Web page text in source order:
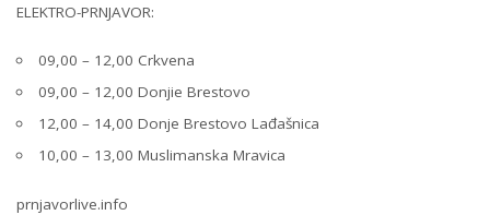
ELEKTRO-PRNJAVOR:
09,00 – 12,00 Crkvena
09,00 – 12,00 Donjie Brestovo
12,00 – 14,00 Donje Brestovo Lađašnica
10,00 – 13,00 Muslimanska Mravica
prnjavorlive.info